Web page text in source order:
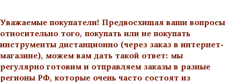
Уважаемые покупатели! Предвосхищая ваши вопросы
относительно того, покупать или не покупать
инструменты дистанционно (через заказ в интернет-
магазине), можем вам дать такой ответ: мы
регулярно готовим и отправляем заказы в разные
регионы РФ, которые очень часто состоят из